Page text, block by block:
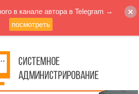
в канале автора в Telegram →
посмотреть